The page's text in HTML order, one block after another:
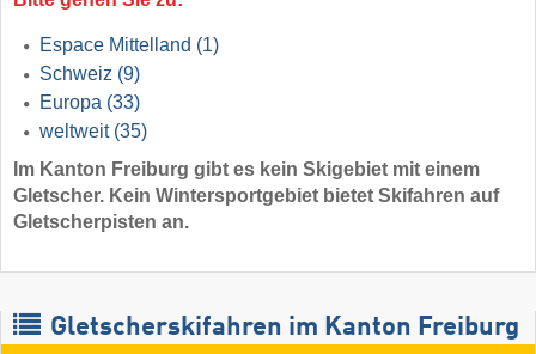
Espace Mittelland (1)
Schweiz (9)
Europa (33)
weltweit(35)
Im Kanton Freiburg gibt es kein Skigebiet mit einem
Gletscher. Kein Wintersportgebiet bietet Skifahren auf
Gletscherpisten an.
Gletscherskifahren im Kanton Freiburg